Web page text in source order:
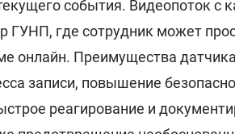
события. Видеопоток с
ГУНП, где сотрудник может
онлайн. Преимущества
записи, повышение
реагирование и